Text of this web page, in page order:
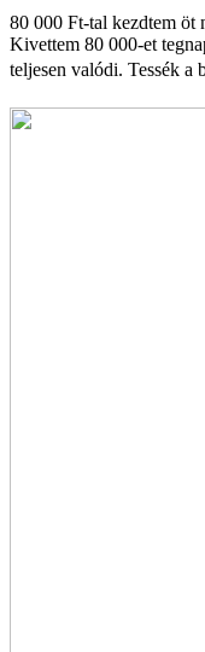
80 000 Ft-tal kezdtem öt
Kivettem 80 000-et
teljesen valódi. Tessék a